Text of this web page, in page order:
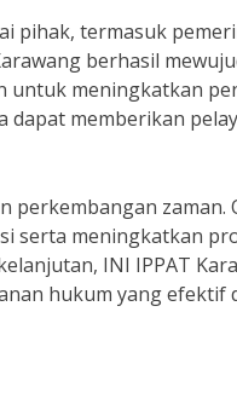
pihak, termasuk
berhasil
untuk meningkatkan
dapat memberikan
perkembangan zaman.
serta meningkatkan
INI IPPAT
hukum yang efektif